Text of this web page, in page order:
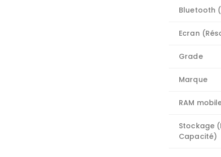
Bluetooth
Ecran
Grade
Marque
RAM
Stockage
Capacité)